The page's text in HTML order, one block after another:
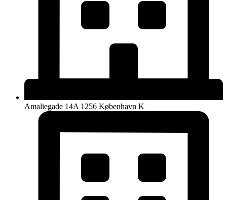
Amaliegade 14A 1256 København K